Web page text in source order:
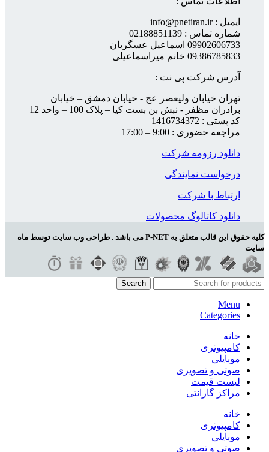
ایمیل : info@pnetiran.ir
شماره تماس : 02188851139
09902606733 اسماعیل عسگریان
09386785833 خانم میراسماعیلی
آدرس شرکت پی نت :
تهران خیابان ولیعصر عج - خیابان دمشق – خیابان
برادران مظفر - نبش بن بست کیا – پلاک 100 – واحد 12
کد پستی : 1416734372
مراجعه حضوری : 9:00 – 17:00
دانلود رزومه شرکت
درخواست نمایندگی
ارتباط با شرکت
دانلود کاتالوگ محصولات
کلیه حقوق این قالب متعلق به P-NET می باشد . طراحی وب سایت توسط ماه
سایت
Search
Menu
Categories
خانه
کامپیوتری
موبایلی
صوتی و تصویری
لیست قیمت
مراکز گارانتی
خانه
کامپیوتری
موبایلی
صوتی و تصویری